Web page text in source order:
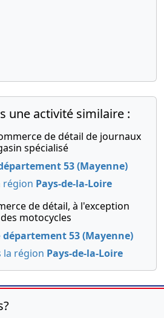
une activité similaire :
de détail de journaux
spécialisé
53 (Mayenne)
région Pays-de-la-Loire
de détail, à l'exception
motocycles
département 53 (Mayenne)
la région Pays-de-la-Loire